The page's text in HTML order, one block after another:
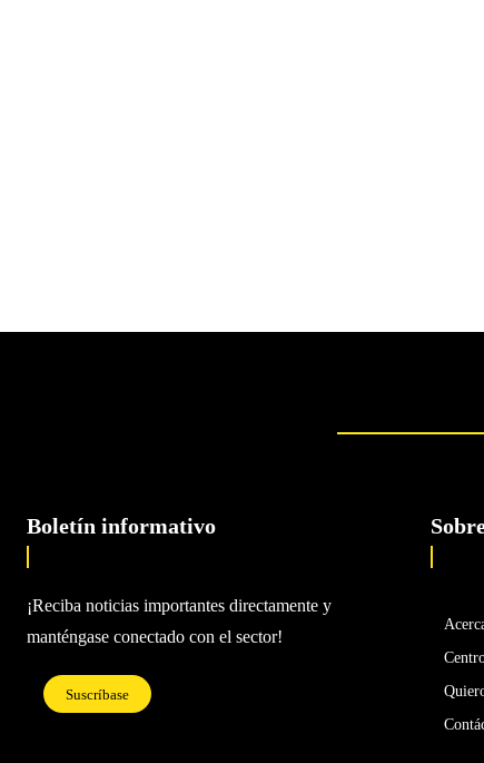
Boletín informativo
¡Reciba noticias importantes directamente y
manténgase conectado con el sector!
Suscríbase